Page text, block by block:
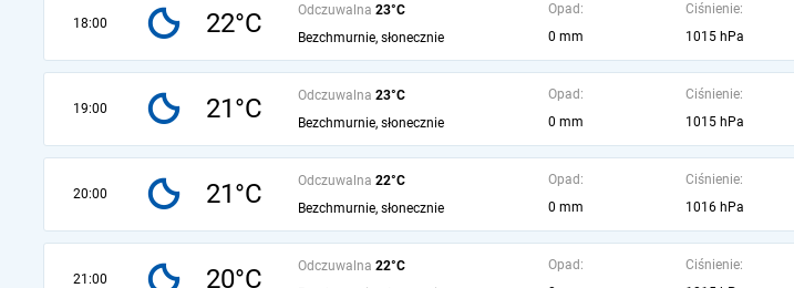
18:00 22°C Odczuwalna 23°C
Bezchmurnie, słonecznie
Opad:
0 mm
Ciśnienie:
1015 hPa
19:00 21°C Odczuwalna 23°C
Bezchmurnie, słonecznie
Opad:
0 mm
Ciśnienie:
1015 hPa
20:00 21°C Odczuwalna 22°C
Bezchmurnie, słonecznie
Opad:
0 mm
Ciśnienie:
1016 hPa
21:00 20°C Odczuwalna 22°C
Opad:
Ciśnienie: